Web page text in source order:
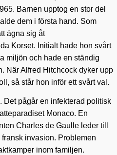
Barnen upptog en stor del
dem i första hand. Som
ägna sig åt
Korset. Initialt hade hon svårt
miljön och hade en ständig
När Alfred Hitchcock dyker upp
så står hon inför ett svårt val.
Det pågår en infekterad politisk
Monaco. En
Charles de Gaulle leder till
invasion. Problemen
inom familjen.